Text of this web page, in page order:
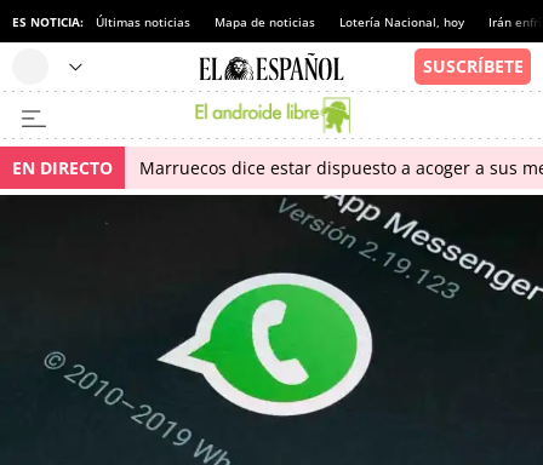
ES NOTICIA: Últimas noticias Mapa de noticias Lotería Nacional, hoy Irán
EN DIRECTO Marruecos dice estar dispuesto a acoger a sus